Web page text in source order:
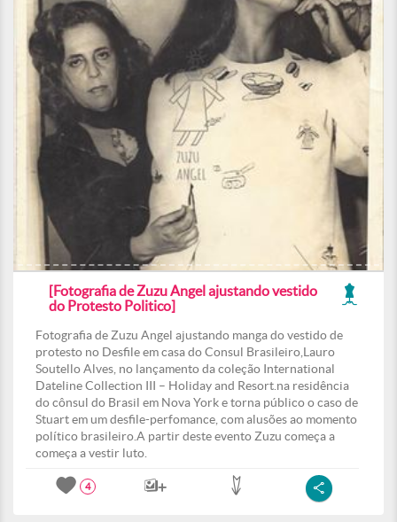
[Fotografia de Zuzu Angel ajustando vestido
do Protesto Politico]
Fotografia de Zuzu Angel ajustando manga do vestido de
protesto no Desfile em casa do Consul Brasileiro,Lauro
Soutello Alves, no lançamento da coleção International
Dateline Collection III – Holiday and Resort.na residência
do cônsul do Brasil em Nova York e torna público o caso de
Stuart em um desfile-perfomance, com alusões ao momento
político brasileiro.A partir deste evento Zuzu começa a
começa a vestir luto.
4